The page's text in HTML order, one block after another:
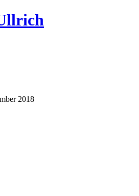
2018